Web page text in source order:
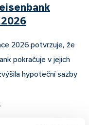
2026 potvrzuje, že
pokračuje v jejich
hypoteční sazby